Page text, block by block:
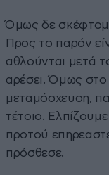
Όμως δε
Προς το παρόν
αθλούνται μετά
αρέσει. Όμως στο
μεταμόσχευση,
τέτοιο.
προτού
πρόσθεσε.